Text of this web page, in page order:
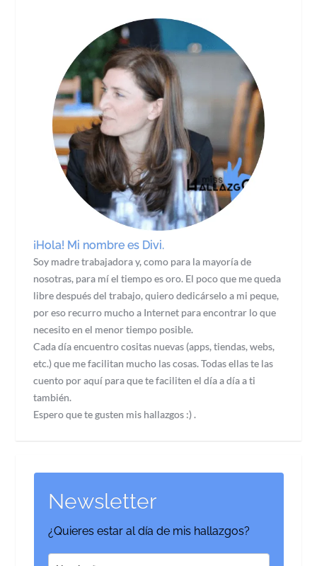
¡Hola! Mi nombre es Divi.
Soy madre trabajadora y, como para la mayoría de
nosotras, para mí el tiempo es oro. El poco que me queda
libre después del trabajo, quiero dedicárselo a mi peque,
por eso recurro mucho a Internet para encontrar lo que
necesito en el menor tiempo posible.
Cada día encuentro cositas nuevas (apps, tiendas, webs,
etc.) que me facilitan mucho las cosas. Todas ellas te las
cuento por aquí para que te faciliten el día a día a ti
también.
Espero que te gusten mis hallazgos :) .
Newsletter
¿Quieres estar al día de mis hallazgos?